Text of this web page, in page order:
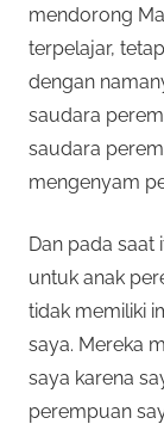
mendorong
terpelajar,
dengan
saudara
saudara
mengenyam
Dan pada saat
untuk anak
tidak memiliki
saya. Mereka
saya karena
perempuan